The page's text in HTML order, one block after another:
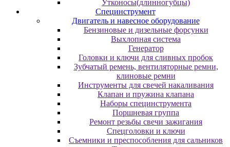
Утконосы(длинногубцы)
Специнструмент
Двигатель и навесное оборудование
Бензиновые и дизельные форсунки
Выхлопная система
Генератор
Головки и ключи для сливных пробок
Зубчатый ремень, вентиляторные ремни,
клиновые ремни
Инструменты для свечей накаливания
Клапан и пружина клапана
Наборы специнструмента
Поршневая группа
Ремонт резьбы свечи зажигания
Спецголовки и ключи
Съемники и преспособления для сальников